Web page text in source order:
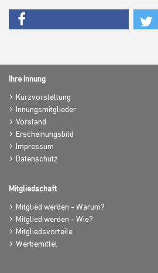
Ihre Innung
Kurzvorstellung
Innungsmitglieder
Vorstand
Erscheinungsbild
Impressum
Datenschutz
Mitgliedschaft
Mitglied werden - Warum?
Mitglied werden - Wie?
Mitgliedsvorteile
Werbemittel